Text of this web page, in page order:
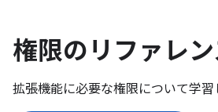
権限のリファレ
拡張機能に必要な権限について学習